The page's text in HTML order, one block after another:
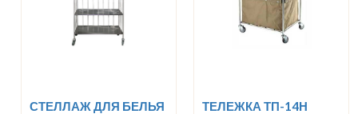
СТЕЛЛАЖ ДЛЯ БЕЛЬЯ ТЕЛЕЖКА ТП-14Н